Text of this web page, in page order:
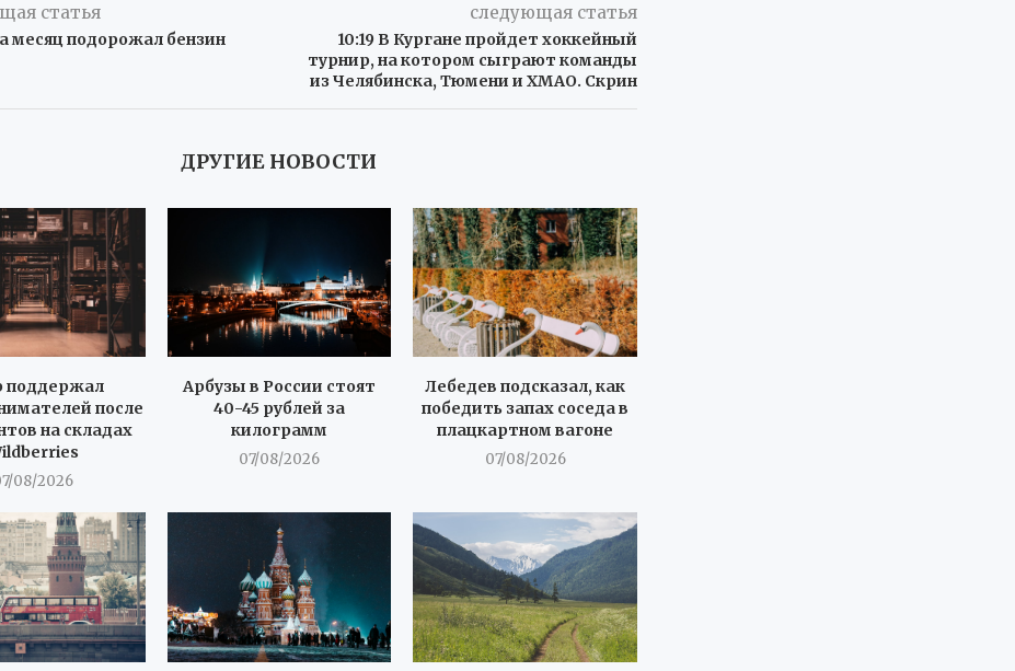
статья
месяц подорожал бензин
следующая статья
10:19 В Кургане пройдет хоккейный
турнир, на котором сыграют команды
из Челябинска, Тюмени и ХМАО. Скрин
ДРУГИЕ НОВОСТИ
поддержал
после
на складах
08/2026
Арбузы в России стоят
40-45 рублей за
килограмм
07/08/2026
Лебедев подсказал, как
победить запах соседа в
плацкартном вагоне
07/08/2026